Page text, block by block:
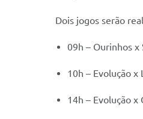
Dois jogos serão
09h – Ourinhos x
10h – Evolução x
14h – Evolução x